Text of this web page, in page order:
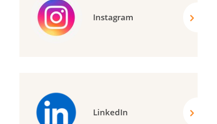
Instagram
LinkedIn